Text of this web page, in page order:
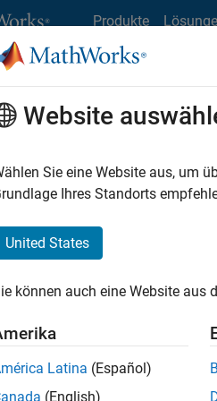
Produkte
MathWorks
Stellensuche
Stellen
Es
Region
Website
Sie eine Website aus, um
Ihres Standorts
United States
können auch eine Website aus
Latina (Español)
(English)